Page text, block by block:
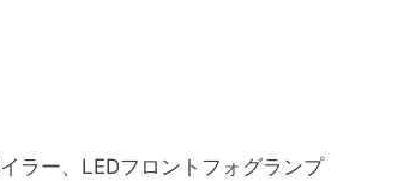
ラー、LEDフロントフォグランプ